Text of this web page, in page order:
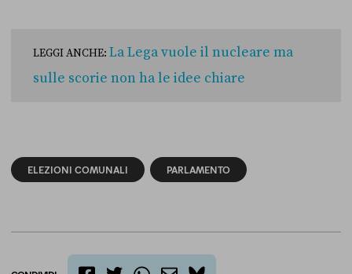
LEGGI ANCHE: La Lega vuole il nucleare ma
sulle scorie non ha le idee chiare
ELEZIONI COMUNALI PARLAMENTO